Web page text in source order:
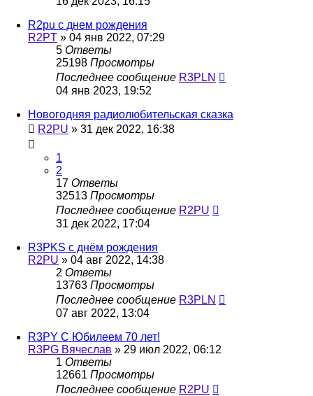
R2pu с днем рождения
R2PT » 04 янв 2022, 07:29
5 Ответы
25198 Просмотры
Последнее сообщение R3PLN
04 янв 2023, 19:52
Новогодняя радиолюбительская сказка
R2PU » 31 дек 2022, 16:38
1
2
17 Ответы
32513 Просмотры
Последнее сообщение R2PU
31 дек 2022, 17:04
R3PKS с днём рождения
R2PU » 04 авг 2022, 14:38
2 Ответы
13763 Просмотры
Последнее сообщение R3PLN
07 авг 2022, 13:04
R3PY С Юбилеем 70 лет!
R3PG Вячеслав » 29 июл 2022, 06:12
1 Ответы
12661 Просмотры
Последнее сообщение R2PU